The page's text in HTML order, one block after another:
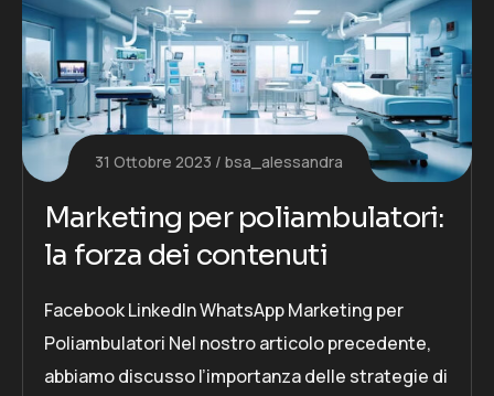
31 Ottobre 2023 bsa_alessandra
Marketing per poliambulatori:
la forza dei contenuti
Facebook LinkedIn WhatsApp Marketing per
Poliambulatori Nel nostro articolo precedente,
abbiamo discusso l’importanza delle strategie di